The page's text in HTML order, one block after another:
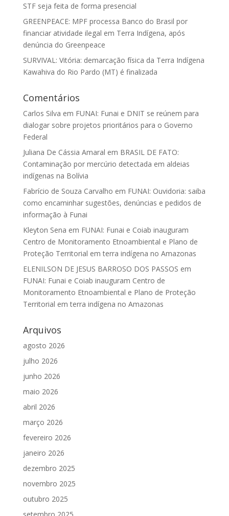
STF seja feita de forma presencial
GREENPEACE: MPF processa Banco do Brasil por
financiar atividade ilegal em Terra Indígena, após
denúncia do Greenpeace
SURVIVAL: Vitória: demarcação física da Terra Indígena
Kawahiva do Rio Pardo (MT) é finalizada
Comentários
Carlos Silva em FUNAI: Funai e DNIT se reúnem para
dialogar sobre projetos prioritários para o Governo
Federal
Juliana De Cássia Amaral em BRASIL DE FATO:
Contaminação por mercúrio detectada em aldeias
indígenas na Bolívia
Fabrício de Souza Carvalho em FUNAI: Ouvidoria: saiba
como encaminhar sugestões, denúncias e pedidos de
informação à Funai
Kleyton Sena em FUNAI: Funai e Coiab inauguram
Centro de Monitoramento Etnoambiental e Plano de
Proteção Territorial em terra indígena no Amazonas
ELENILSON DE JESUS BARROSO DOS PASSOS em
FUNAI: Funai e Coiab inauguram Centro de
Monitoramento Etnoambiental e Plano de Proteção
Territorial em terra indígena no Amazonas
Arquivos
agosto 2026
julho 2026
junho 2026
maio 2026
abril 2026
março 2026
fevereiro 2026
janeiro 2026
dezembro 2025
novembro 2025
outubro 2025